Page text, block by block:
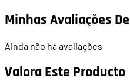
Minhas Avaliações
Ainda não há avaliações
Valora Este Producto